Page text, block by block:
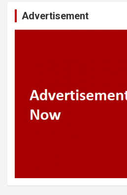
Advertisement